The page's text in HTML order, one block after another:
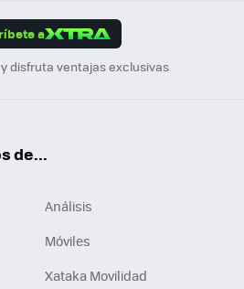
a
disfruta ventajas exclusivas
de...
Análisis
Móviles
Xataka Movilidad